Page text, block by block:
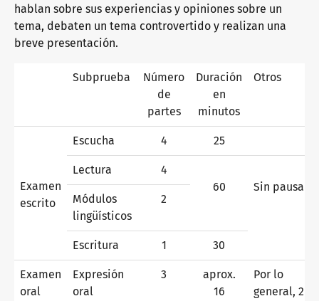
Verificación de certificados telc
Exámenes de idiomas: ayuda y preguntas frecuentes
Material didáctico
Alemán orientado a la integración
Oferta de formación
hablan sobre sus experiencias y opiniones sobre un
tema, debaten un tema controvertido y realizan una
breve presentación.
Subprueba
Número
de
partes
Duración
en
minutos
Otros
Examen
escrito
Escucha 4 25
Lectura
4
60
Sin pausa
Módulos
lingüísticos
2
Escritura 1 30
Examen
oral
Expresión
oral
3
aprox.
16
Por lo
general, 2